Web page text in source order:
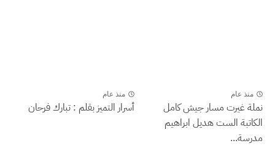
منذ عام
نملة غيرت مسار جيش كامل
الكاتبة الست هديل ابراهيم
مدرسة...
منذ عام
أسرار التميز بقلم : تبارك فرحان